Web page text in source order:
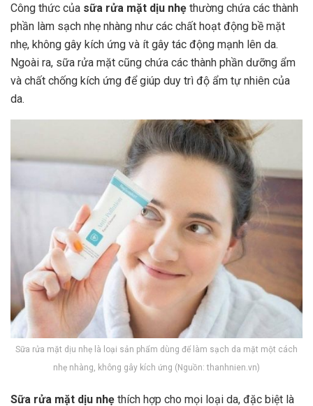
Công thức của sữa rửa mặt dịu nhẹ thường chứa các thành
phần làm sạch nhẹ nhàng như các chất hoạt động bề mặt
nhẹ, không gây kích ứng và ít gây tác động mạnh lên da.
Ngoài ra, sữa rửa mặt cũng chứa các thành phần dưỡng ẩm
và chất chống kích ứng để giúp duy trì độ ẩm tự nhiên của
da.
Sữa rửa mặt dịu nhẹ là loại sản phẩm dùng để làm sạch da mặt một cách
nhẹ nhàng, không gây kích ứng (Nguồn: thanhnien.vn)
Sữa rửa mặt dịu nhẹ thích hợp cho mọi loại da, đặc biệt là